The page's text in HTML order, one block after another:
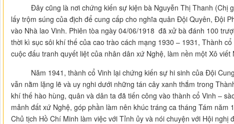
Đây cũng là nơi chứng kiến sự kiện bà Nguyễn Thị Thanh (Chị
lấy trộm súng của địch để cung cấp cho nghĩa quân Đội Quyên, Đội
vào Nhà lao Vinh. Phiên tòa ngày 04/06/1918 đã xử bà đánh 100
thời kì sục sôi khí thế của cao trào cách mạng 1930 – 1931, Thành
cuộc đấu tranh quyết liệt của nhân dân xứ Nghệ, làm nền một Xô viết
Năm 1941, thành cổ Vinh lại chứng kiến sự hi sinh của Đội
vẫn nằm lặng lẽ và uy nghi dưới những tán cây xanh thắm trong
khí thế hào hùng, quân và dân ta đã tiến công vào thành cổ Vinh –
mảnh đất xứ Nghệ, góp phần làm nên khúc tráng ca tháng Tám năm
Chủ tịch Hồ Chí Minh làm việc với Tỉnh ủy và nói chuyện với Hội nghị